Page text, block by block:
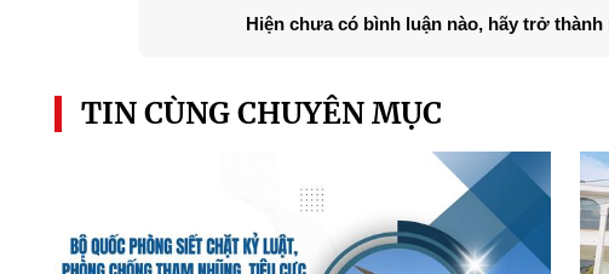
Hiện chưa có bình luận nào, hãy trở
TIN CÙNG CHUYÊN MỤC